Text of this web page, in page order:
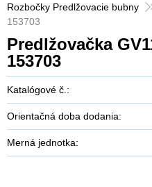
Rozbočky Predlžovacie bubny
153703
Predlžovačka
153703
Katalógové č.:
Orientačná doba dodania:
Merná jednotka: